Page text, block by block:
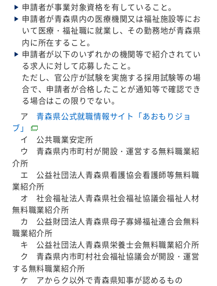
申請者が事業対象資格を有していること。
申請者が青森県内の医療機関又は福祉施設等にお
いて医療・福祉職に就業し、その勤務地が青森県
内に所在すること。
申請者が以下のいずれかの機関等で紹介されてい
る求人に対して応募したこと。
ただし、官公庁が試験を実施する採用試験等の場
合で、申請者が合格したことが通知等で確認でき
る場合はこの限りでない。
ア 青森県公式就職情報サイト「あおもりジョ
ブ」
イ 公共職業安定所
ウ 青森県内市町村が開設・運営する無料職業紹
介所
エ 公益社団法人青森県看護協会看護師等無料職
業紹介所
オ 社会福祉法人青森県社会福祉協議会福祉人材
無料職業紹介所
カ 公益財団法人青森県母子寡婦福祉連合会無料
職業紹介所
キ 公益社団法人青森県栄養士会無料職業紹介所
ク 青森県内市町村社会福祉協議会が開設・運営
する無料職業紹介所
ケ アからク以外で青森県知事が認めるもの